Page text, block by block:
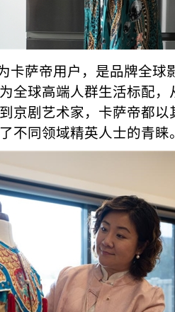
卡萨帝用户，是品牌全球
全球高端人群生活标配
京剧艺术家，卡萨帝都
不同领域精英人士的青睐